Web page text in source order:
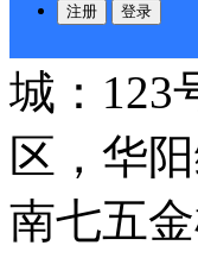
注册 登录
栋，安
城：123
区，华
南七五